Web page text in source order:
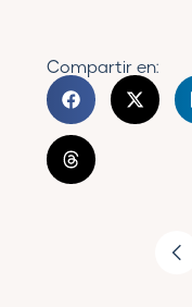
Compartir en: